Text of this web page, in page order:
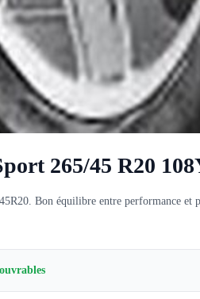
265/45 R20
Bon équilibre entre performance et